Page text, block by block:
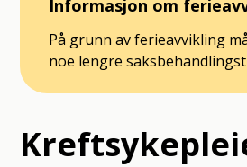
Informasjon om
På grunn av ferieavvikling
noe lengre